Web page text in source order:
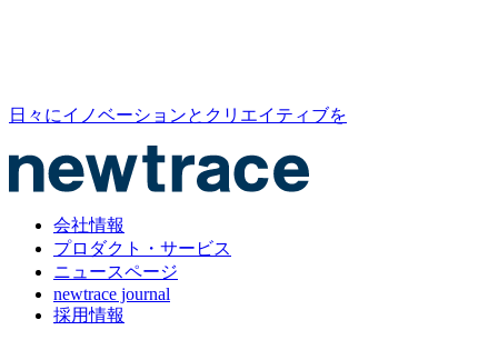
日々にイノベーションとクリエイティブを
会社情報
プロダクト・サービス
ニュースページ
newtrace journal
採用情報